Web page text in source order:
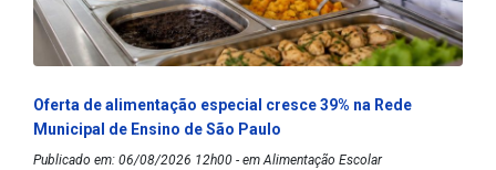
Oferta de alimentação especial cresce 39% na Rede
Municipal de Ensino de São Paulo
Publicado em: 06/08/2026 12h00 - em Alimentação Escolar